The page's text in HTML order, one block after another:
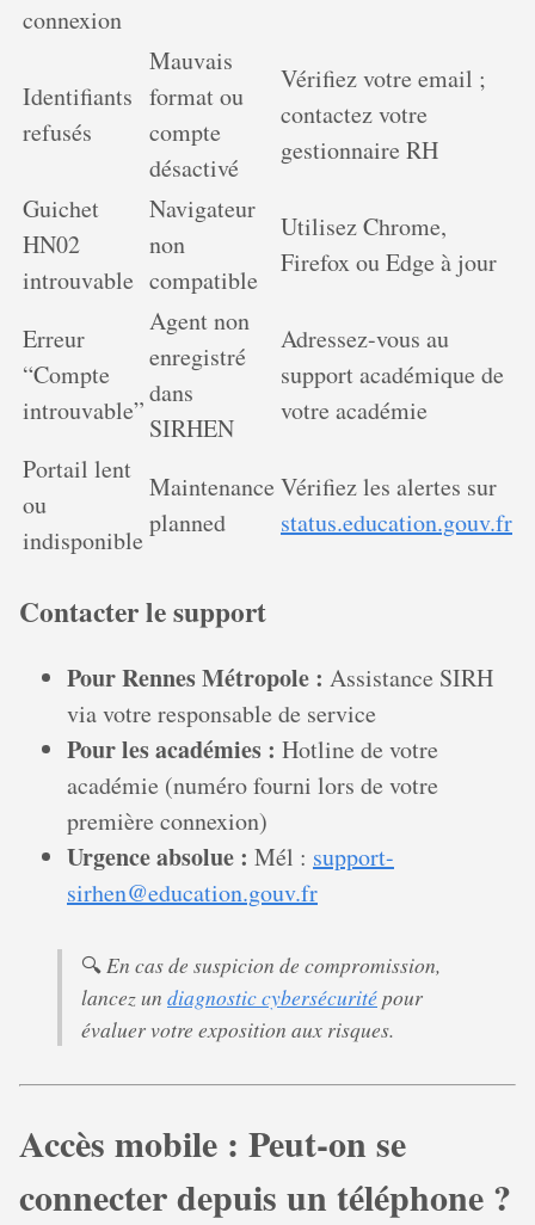
connexion
Identifiants
refusés
Mauvais
format ou
compte
désactivé
Vérifiez votre email ;
contactez votre
gestionnaire RH
Guichet
HN02
introuvable
Navigateur
non
compatible
Utilisez Chrome,
Firefox ou Edge à jour
Erreur
“Compte
introuvable”
Agent non
enregistré
dans
SIRHEN
Adressez-vous au
support académique de
votre académie
Portail lent
ou
indisponible
Maintenance
planned
Vérifiez les alertes sur
status.education.gouv.fr
Contacter le support
Pour Rennes Métropole : Assistance SIRH
via votre responsable de service
Pour les académies : Hotline de votre
académie (numéro fourni lors de votre
première connexion)
Urgence absolue : Mél : support-
sirhen@education.gouv.fr
🔍En cas de suspicion de compromission,
lancez un diagnostic cybersécuritépour
évaluer votre exposition aux risques.
Accès mobile : Peut-on se
connecter depuis un téléphone ?